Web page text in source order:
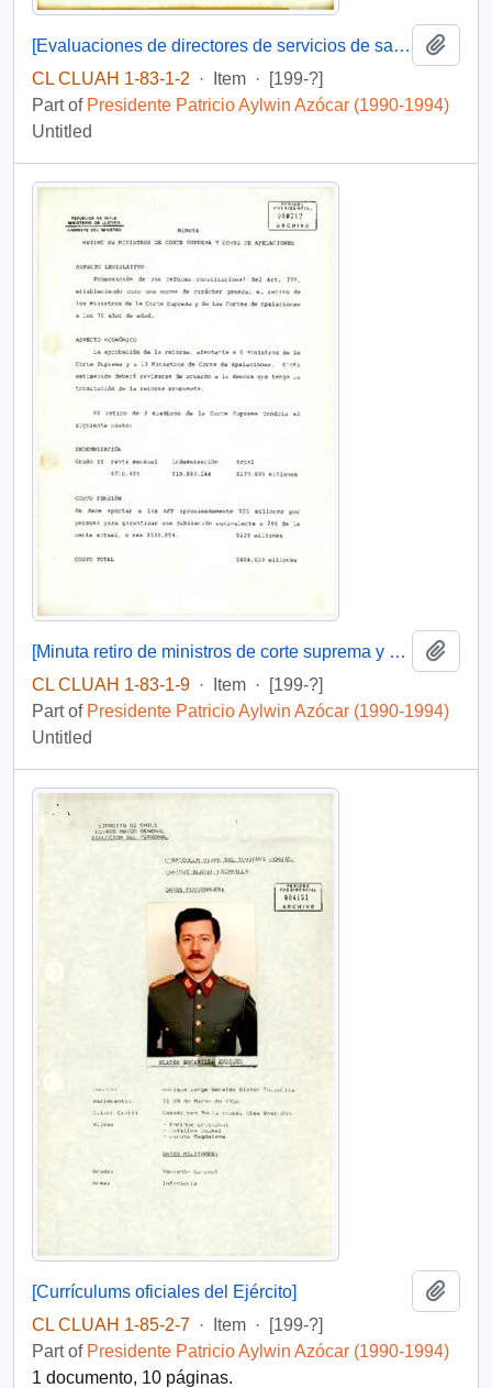
[Evaluaciones de directores de servicios de salud]
CL CLUAH 1-83-1-2
· Item ·
[199-?]
Part of Presidente Patricio Aylwin Azócar (1990-1994)
Untitled
[Minuta retiro de ministros de corte suprema y corte de apelaciones]
CL CLUAH 1-83-1-9 · Item ·
[199-?]
Part of Presidente Patricio Aylwin Azócar (1990-1994)
Untitled
[Currículums oficiales del Ejército]
CL CLUAH 1-85-2-7 · Item ·
[199-?]
Part of Presidente Patricio Aylwin Azócar (1990-1994)
1 documento, 10 páginas.